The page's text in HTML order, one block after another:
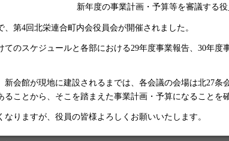
新年度の事業計画・予算等を審議する役
、第4回北栄連合町内会役員会が開催されました。
てのスケジュールと各部における29年度事業報告、30年
新会館が現地に建設されるまでは、各会議の会場は北27
ることから、そこを踏まえた事業計画・予算になることを
りますが、役員の皆様よろしくお願いいたします。